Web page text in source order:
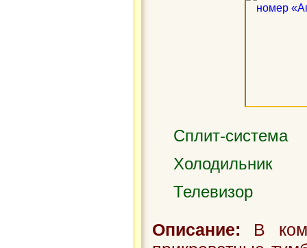
Сплит-система
Холодильник
Телевизор
Описание: В